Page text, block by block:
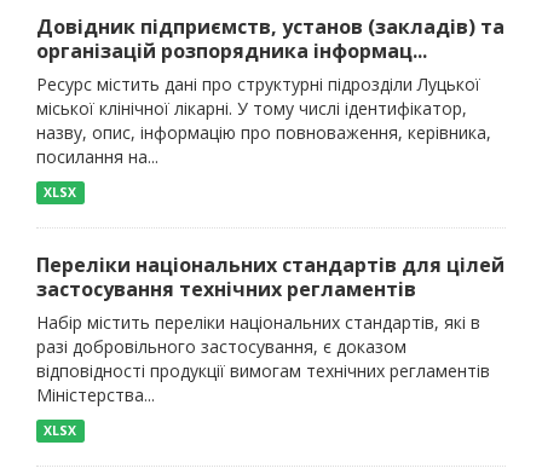
Довідник підприємств, установ (закладів) та
організацій розпорядника інформац...
Ресурс містить дані про структурні підрозділи Луцької
міської клінічної лікарні. У тому числі ідентифікатор,
назву, опис, інформацію про повноваження, керівника,
посилання на...
XLSX
Переліки національних стандартів для цілей
застосування технічних регламентів
Набір містить переліки національних стандартів, які в
разі добровільного застосування, є доказом
відповідності продукції вимогам технічних регламентів
Міністерства...
XLSX